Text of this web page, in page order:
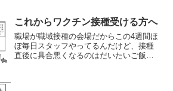
発電所（メガソーラー）の建設...
これからワクチン接種受ける方へ
職場が職域接種の会場だからこの4週間ほ
ぼ毎日スタッフやってるんだけど、接種
直後に具合悪くなるのはだいたいご飯食